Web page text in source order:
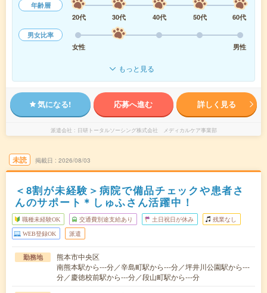
年齢層
20代
30代 40代 50代
60代
男女比率
女性
男性
もっと見る
気になる! 応募へ進む 詳しく見る
派遣会社 日研トータルソーシング株式会社 メディカルケア事業部
未読 掲載日 2026/08/03
＜8割が未経験＞病院で備品チェックや患者さ
んのサポート＊しゅふさん活躍中！
職種未経験OK 交通費別途支給あり 土日祝日が休み 残業なし
WEB登録OK 派遣
勤務地
熊本市中央区
南熊本駅から---分／辛島町駅から---分／坪井川公園駅から---
分／慶徳校前駅から---分／段山町駅から---分